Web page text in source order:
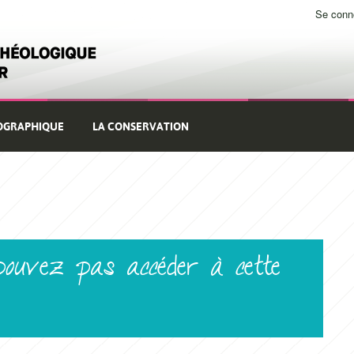
Se
LA CONSERVATION
pas accéder à cette